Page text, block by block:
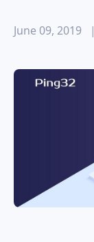
June 09, 2019 |